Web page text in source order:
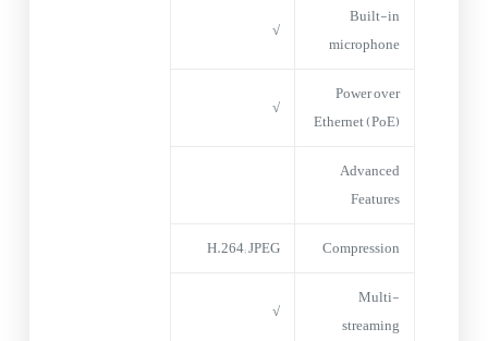
Built-in
microphone
√
Power over
Ethernet (PoE)
√
Advanced
Features
Compression
H.264; JPEG
Multi-
streaming
√